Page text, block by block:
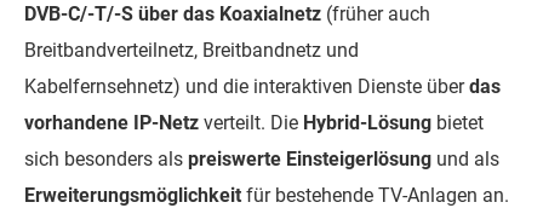
DVB-C/-T/-S über das Koaxialnetz (früher auch
Breitbandverteilnetz, Breitbandnetz und
Kabelfernsehnetz) und die interaktiven Dienste überdas
vorhandene IP-Netz verteilt. Die Hybrid-Lösung bietet
sich besonders als preiswerte Einsteigerlösung und als
Erweiterungsmöglichkeit für bestehende TV-Anlagen an.